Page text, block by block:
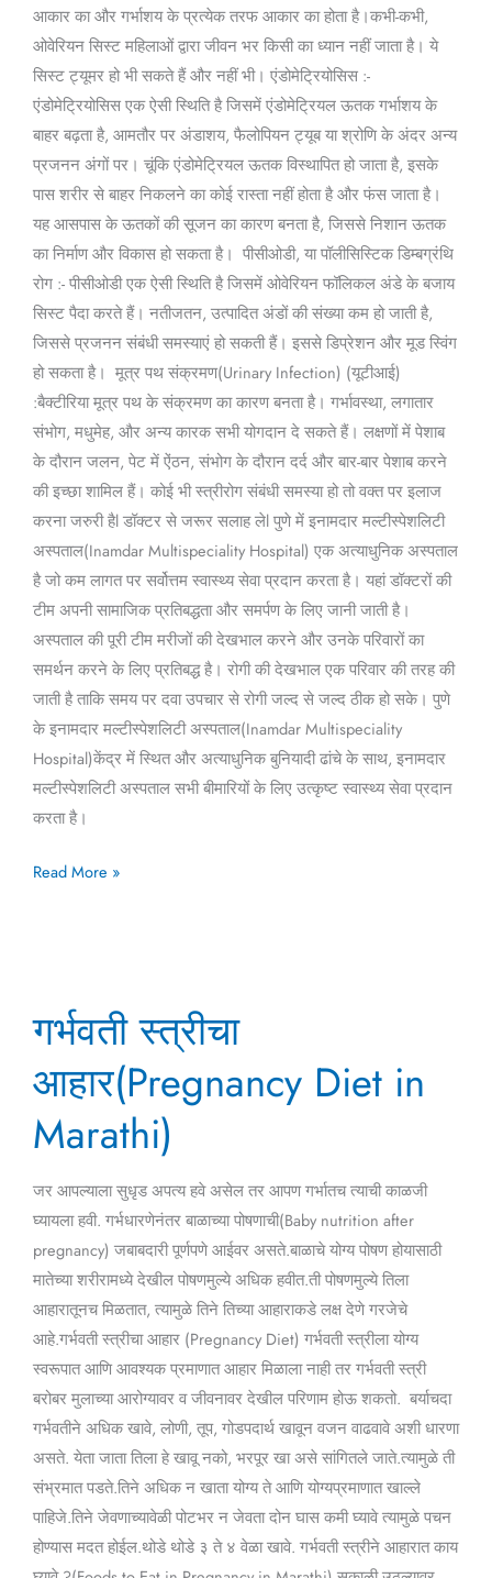
आकार का और गर्भाशय के प्रत्येक तरफ आकार का होता है।कभी-कभी,
ओवेरियन सिस्ट महिलाओं द्वारा जीवन भर किसी का ध्यान नहीं जाता है। ये
सिस्ट ट्यूमर हो भी सकते हैं और नहीं भी। एंडोमेट्रियोसिस :-
एंडोमेट्रियोसिस एक ऐसी स्थिति है जिसमें एंडोमेट्रियल ऊतक गर्भाशय के
बाहर बढ़ता है, आमतौर पर अंडाशय, फैलोपियन ट्यूब या श्रोणि के अंदर अन्य
प्रजनन अंगों पर। चूंकि एंडोमेट्रियल ऊतक विस्थापित हो जाता है, इसके
पास शरीर से बाहर निकलने का कोई रास्ता नहीं होता है और फंस जाता है।
यह आसपास के ऊतकों की सूजन का कारण बनता है, जिससे निशान ऊतक
का निर्माण और विकास हो सकता है। पीसीओडी, या पॉलीसिस्टिक डिम्बग्रंथि
रोग :- पीसीओडी एक ऐसी स्थिति है जिसमें ओवेरियन फॉलिकल अंडे के बजाय
सिस्ट पैदा करते हैं। नतीजतन, उत्पादित अंडों की संख्या कम हो जाती है,
जिससे प्रजनन संबंधी समस्याएं हो सकती हैं। इससे डिप्रेशन और मूड स्विंग
हो सकता है। मूत्र पथ संक्रमण(Urinary Infection) (यूटीआई)
:बैक्टीरिया मूत्र पथ के संक्रमण का कारण बनता है। गर्भावस्था, लगातार
संभोग, मधुमेह, और अन्य कारक सभी योगदान दे सकते हैं। लक्षणों में पेशाब
के दौरान जलन, पेट में ऐंठन, संभोग के दौरान दर्द और बार-बार पेशाब करने
की इच्छा शामिल हैं। कोई भी स्त्रीरोग संबंधी समस्या हो तो वक्त पर इलाज
करना जरुरी हैl डॉक्टर से जरूर सलाह लेl पुणे में इनामदार मल्टीस्पेशलिटी
अस्पताल(Inamdar Multispeciality Hospital) एक अत्याधुनिक अस्पताल
है जो कम लागत पर सर्वोत्तम स्वास्थ्य सेवा प्रदान करता है। यहां डॉक्टरों की
टीम अपनी सामाजिक प्रतिबद्धता और समर्पण के लिए जानी जाती है।
अस्पताल की पूरी टीम मरीजों की देखभाल करने और उनके परिवारों का
समर्थन करने के लिए प्रतिबद्ध है। रोगी की देखभाल एक परिवार की तरह की
जाती है ताकि समय पर दवा उपचार से रोगी जल्द से जल्द ठीक हो सके। पुणे
के इनामदार मल्टीस्पेशलिटी अस्पताल(Inamdar Multispeciality
Hospital)केंद्र में स्थित और अत्याधुनिक बुनियादी ढांचे के साथ, इनामदार
मल्टीस्पेशलिटी अस्पताल सभी बीमारियों के लिए उत्कृष्ट स्वास्थ्य सेवा प्रदान
करता है।
Read More »
गर्भवती स्त्रीचा
आहार(Pregnancy Diet in
Marathi)
जर आपल्याला सुधृड अपत्य हवे असेल तर आपण गर्भातच त्याची काळजी
घ्यायला हवी. गर्भधारणेनंतर बाळाच्या पोषणाची(Baby nutrition after
pregnancy) जबाबदारी पूर्णपणे आईवर असते.बाळाचे योग्य पोषण होयासाठी
मातेच्या शरीरामध्ये देखील पोषणमुल्ये अधिक हवीत.ती पोषणमुल्ये तिला
आहारातूनच मिळतात, त्यामुळे तिने तिच्या आहाराकडे लक्ष देणे गरजेचे
आहे.गर्भवती स्त्रीचा आहार (Pregnancy Diet) गर्भवती स्त्रीला योग्य
स्वरूपात आणि आवश्यक प्रमाणात आहार मिळाला नाही तर गर्भवती स्त्री
बरोबर मुलाच्या आरोग्यावर व जीवनावर देखील परिणाम होऊ शकतो. बर्याचदा
गर्भवतीने अधिक खावे, लोणी, तूप, गोडपदार्थ खावून वजन वाढवावे अशी धारणा
असते. येता जाता तिला हे खावू नको, भरपूर खा असे सांगितले जाते.त्यामुळे ती
संभ्रमात पडते.तिने अधिक न खाता योग्य ते आणि योग्यप्रमाणात खाल्ले
पाहिजे.तिने जेवणाच्यावेळी पोटभर न जेवता दोन घास कमी घ्यावे त्यामुळे पचन
होण्यास मदत होईल.थोडे थोडे ३ ते ४ वेळा खावे. गर्भवती स्त्रीने आहारात काय
स्त्रीचा
Diet
in
Marathi)